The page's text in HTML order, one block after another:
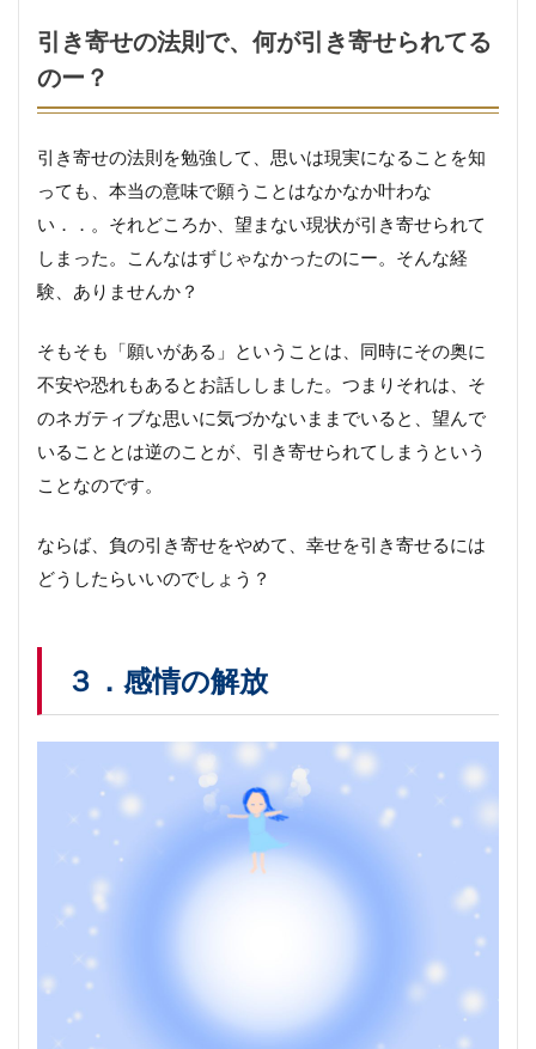
引き寄せの法則で、何が引き寄せられてる
のー？
引き寄せの法則を勉強して、思いは現実になることを知
っても、本当の意味で願うことはなかなか叶わな
い．．。それどころか、望まない現状が引き寄せられて
しまった。こんなはずじゃなかったのにー。そんな経
験、ありませんか？
そもそも「願いがある」ということは、同時にその奥に
不安や恐れもあるとお話ししました。つまりそれは、そ
のネガティブな思いに気づかないままでいると、望んで
いることとは逆のことが、引き寄せられてしまうという
ことなのです。
ならば、負の引き寄せをやめて、幸せを引き寄せるには
どうしたらいいのでしょう？
３．感情の解放